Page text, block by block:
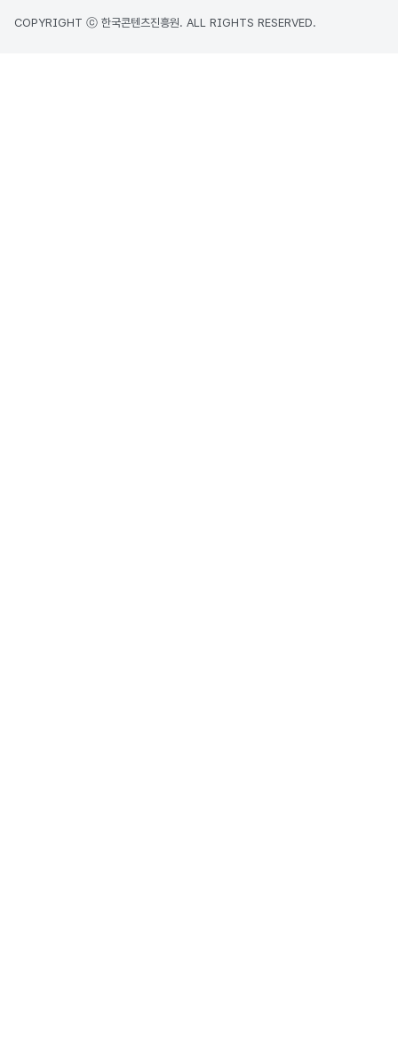
COPYRIGHT ⓒ 한국콘텐츠진흥원. ALL RIGHTS RESERVED.